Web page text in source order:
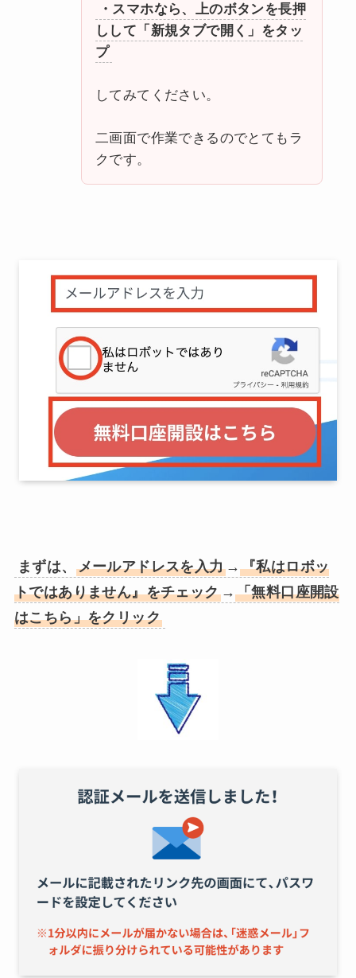
・スマホなら、上のボタンを長押
しして「新規タブで開く」をタッ
プ
してみてください。
二画面で作業できるのでとてもラ
クです。
まずは、 メールアドレスを入力→ 『私はロボッ
トではありません』をチェック→ 「無料口座開設
はこちら」をクリック